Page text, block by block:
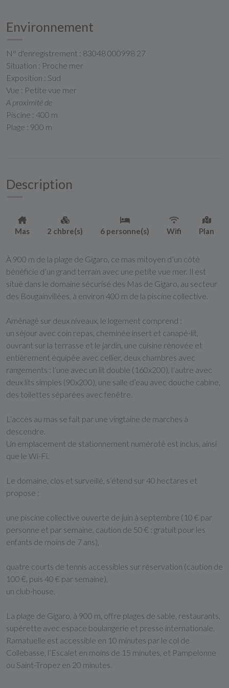
Environnement
N° d'enregistrement : 83048 000998 27
Situation : Proche mer
Exposition : Sud
Vue : Petite vue mer
A proximité de
Piscine : 400 m
Plage : 900 m
Description
Mas 2 chbre(s) 6 personne(s) Wifi Plan
À 900 m de la plage de Gigaro, ce mas mitoyen d’un côté
bénéficie d’un grand terrain avec une petite vue mer. Il est
situé dans le domaine sécurisé des Mas de Gigaro, au secteur
des Bougainvillées, à environ 400 m de la piscine collective.
Aménagé sur deux niveaux, le logement comprend :
un séjour avec coin repas, cheminée insert et canapé-lit,
ouvrant sur la terrasse et le jardin, une cuisine rénovée et
entièrement équipée avec cellier, deux chambres avec
rangements : l’une avec un lit double (160x200), l’autre avec
deux lits simples (90x200), une salle d’eau avec douche cabine,
des toilettes séparées avec fenêtre.
L’accès au mas se fait par une vingtaine de marches à
descendre.
Un emplacement de stationnement numéroté est inclus, ainsi
que le Wi-Fi.
Le domaine, clos et surveillé, s’étend sur 40 hectares et
propose :
une piscine collective ouverte de juin à septembre (10 € par
personne et par semaine, caution de 50 € ; gratuit pour les
enfants de moins de 7 ans),
quatre courts de tennis accessibles sur réservation (caution de
100 €, puis 40 € par semaine),
un club-house.
La plage de Gigaro, à 900 m, offre plages de sable, restaurants,
supérette avec espace boulangerie et presse internationale.
Ramatuelle est accessible en 10 minutes par le col de
Collebasse, l’Escalet en moins de 15 minutes, et Pampelonne
ou Saint-Tropez en 20 minutes.